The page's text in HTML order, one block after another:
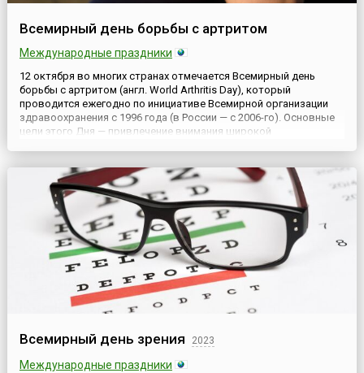
Всемирный день борьбы с артритом
Международные праздники
12 октября во многих странах отмечается Всемирный день
борьбы с артритом (англ. World Arthritis Day), который
проводится ежегодно по инициативе Всемирной организации
здравоохранения с 1996 года (в России — с 2006-го). Основные
цели этого Дня — привлечение внимания широкой
всех его ...
Всемирный день зрения 2023
Международные праздники